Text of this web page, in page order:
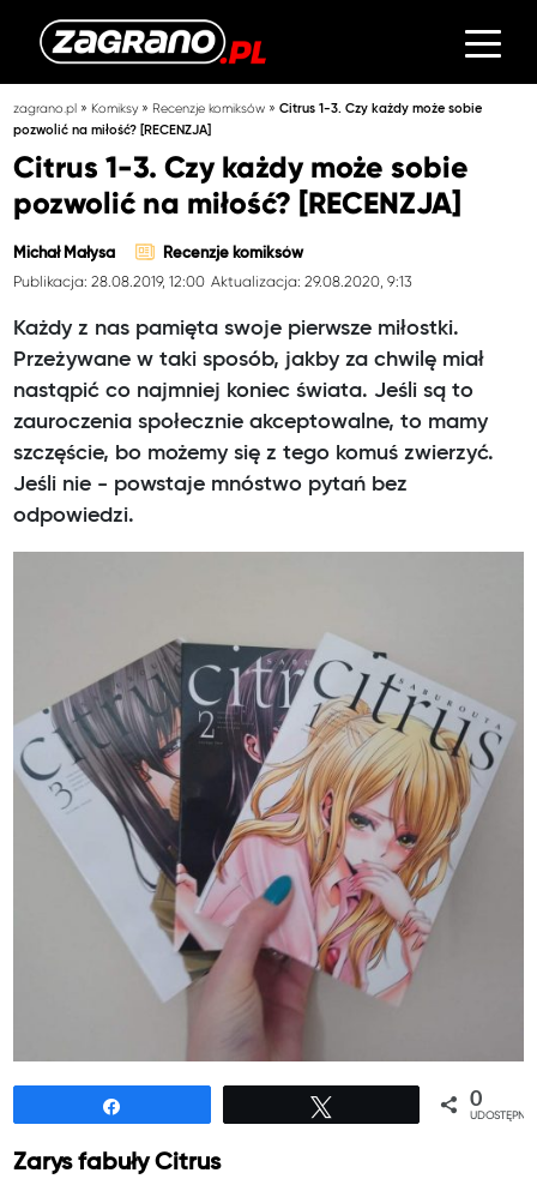
zagrano.pl » Komiksy» Recenzje komiksów »Citrus 1-3. Czy każdy może sobie
pozwolić na miłość? [RECENZJA]
Citrus 1-3. Czy każdy może sobie
pozwolić na miłość? [RECENZJA]
Michał Małysa Recenzje komiksów
Publikacja: 28.08.2019, 12:00 Aktualizacja: 29.08.2020, 9:13
Każdy z nas pamięta swoje pierwsze miłostki.
Przeżywane w taki sposób, jakby za chwilę miał
nastąpić co najmniej koniec świata. Jeśli są to
zauroczenia społecznie akceptowalne, to mamy
szczęście, bo możemy się z tego komuś zwierzyć.
Jeśli nie - powstaje mnóstwo pytań bez
odpowiedzi.
0
Zarys fabuły Citrus